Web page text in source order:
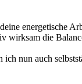
energetische
wirksam die
nun auch